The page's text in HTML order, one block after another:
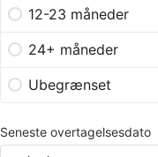
12-23 måneder
24+ måneder
Ubegrænset
Seneste overtagelsesdato